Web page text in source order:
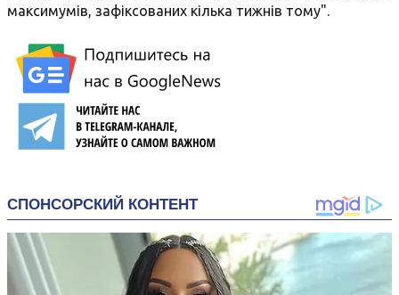
максимумів, зафіксованих кілька тижнів тому".